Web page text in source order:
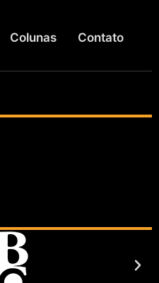
Colunas Contato